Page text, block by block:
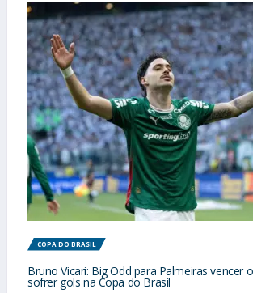
COPA DO BRASIL
Bruno Vicari: Big Odd para Palmeiras vencer
sofrer gols na Copa do Brasil